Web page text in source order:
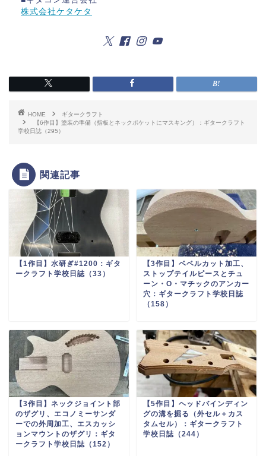
株式会社ケタケタ
HOME
ギタークラフト
【6作目】塗装の準備（指板とネックポケットにマスキング）：ギタークラフト
学校日誌（295）
関連記事
【1作目】水研ぎ#1200：ギタ
ークラフト学校日誌（33）
【3作目】ベベルカット加工、
ストップテイルピースとチュ
ーン・O・マチックのアンカー
穴：ギタークラフト学校日誌
（158）
【3作目】ネックジョイント部
のザグリ、エコノミーサンダ
ーでの外周加工、エスカッシ
ョンマウントのザグリ：ギタ
ークラフト学校日誌（152）
【5作目】ヘッドバインディン
グの溝を掘る（外セル＋カス
タムセル）：ギタークラフト
学校日誌（244）